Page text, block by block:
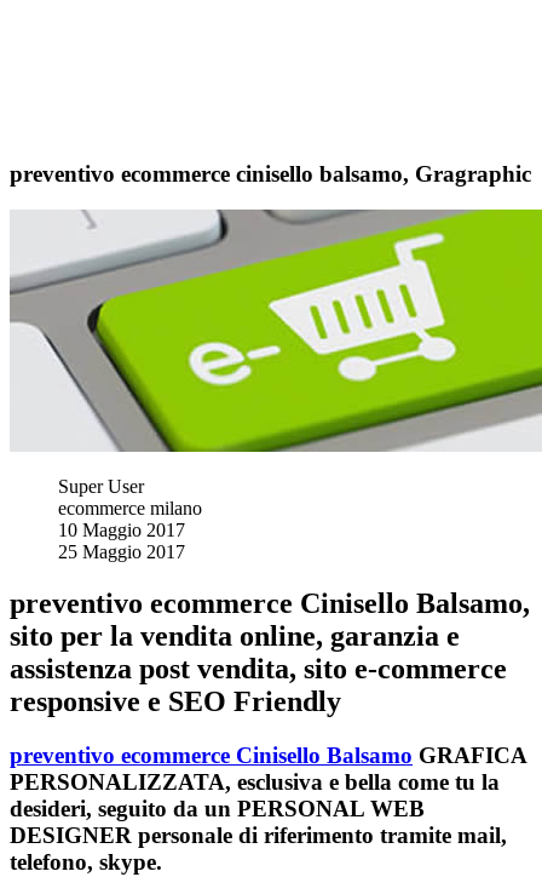
preventivo ecommerce cinisello balsamo, Gragraphic
Super User
ecommerce milano
10 Maggio 2017
25 Maggio 2017
preventivo ecommerce Cinisello Balsamo,
sito per la vendita online, garanzia e
assistenza post vendita, sito e-commerce
responsive e SEO Friendly
preventivo ecommerce Cinisello Balsamo GRAFICA
PERSONALIZZATA, esclusiva e bella come tu la
desideri, seguito da un PERSONAL WEB
DESIGNER personale di riferimento tramite mail,
telefono, skype.